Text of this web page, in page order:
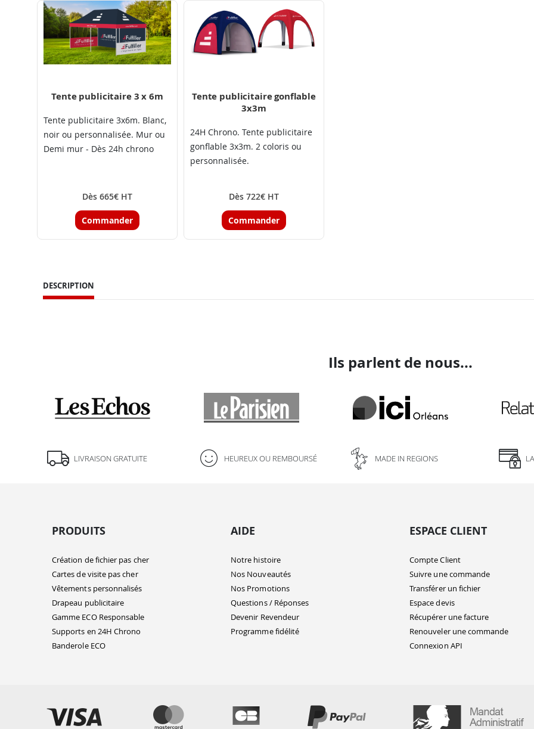
Tente publicitaire 3 x 6m
Tente publicitaire 3x6m. Blanc,
noir ou personnalisée. Mur ou
Demi mur - Dès 24h chrono
Dès 665€ HT
Commander
Tente publicitaire gonflable
3x3m
24H Chrono. Tente publicitaire
gonflable 3x3m. 2 coloris ou
personnalisée.
Dès 722€ HT
Commander
DESCRIPTION
Ils parlent de nous...
LIVRAISON GRATUITE HEUREUX OU REMBOURSÉ MADE IN REGIONS
PRODUITS
Création de fichier pas cher
Cartes de visite pas cher
Vêtements personnalisés
Drapeau publicitaire
Gamme ECO Responsable
Supports en 24H Chrono
Banderole ECO
AIDE
Notre histoire
Nos Nouveautés
Nos Promotions
Questions / Réponses
Devenir Revendeur
Programme fidélité
ESPACE CLIENT
Compte Client
Suivre une commande
Transférer un fichier
Espace devis
Récupérer une facture
Renouveler une commande
Connexion API